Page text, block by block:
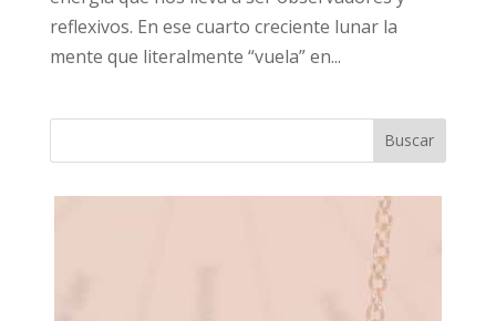
reflexivos. En ese cuarto creciente lunar la
mente que literalmente “vuela” en...